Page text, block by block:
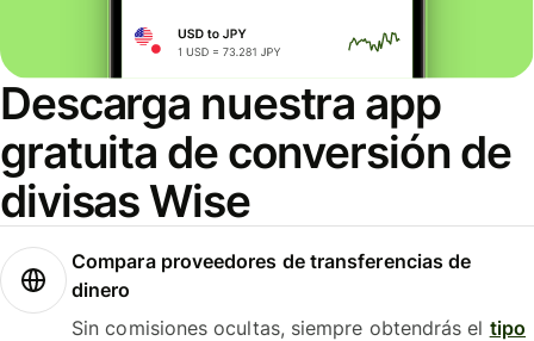
Descarga nuestra app
gratuita de conversión de
divisas Wise
Compara proveedores de transferencias de
dinero
Sin comisiones ocultas, siempre obtendrás el tipo